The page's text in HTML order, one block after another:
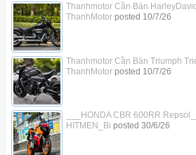
Thanhmotor Cần Bán
ThanhMotorposted 10/7/26
Thanhmotor Cần Bán Triumph
ThanhMotorposted 10/7/26
___HONDA CBR 600RR
HITMEN_Bi posted 30/6/26